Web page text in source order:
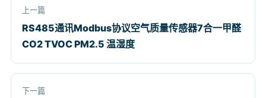
上一篇
RS485通讯Modbus协议空气质量传感器7合一甲醛
CO2 TVOC PM2.5 温湿度
下一篇